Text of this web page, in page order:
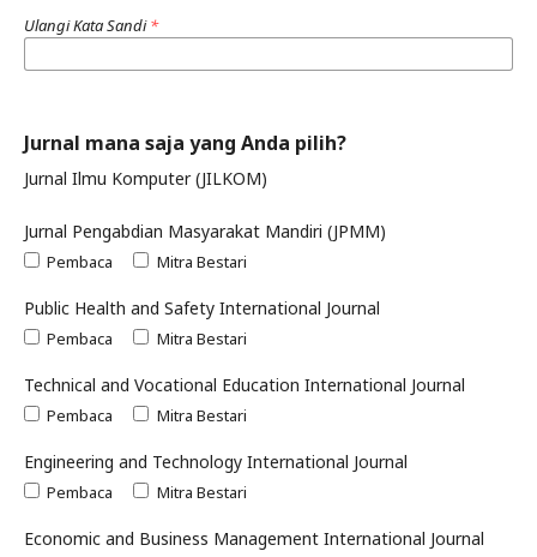
Ulangi Kata Sandi*
Jurnal mana saja yang Anda pilih?
Jurnal Ilmu Komputer (JILKOM)
Jurnal Pengabdian Masyarakat Mandiri (JPMM)
Pembaca Mitra Bestari
Public Health and Safety International Journal
Pembaca Mitra Bestari
Technical and Vocational Education International Journal
Pembaca Mitra Bestari
Engineering and Technology International Journal
Pembaca Mitra Bestari
Economic and Business Management International Journal